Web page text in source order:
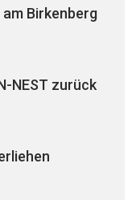
am Birkenberg
NEST zurück